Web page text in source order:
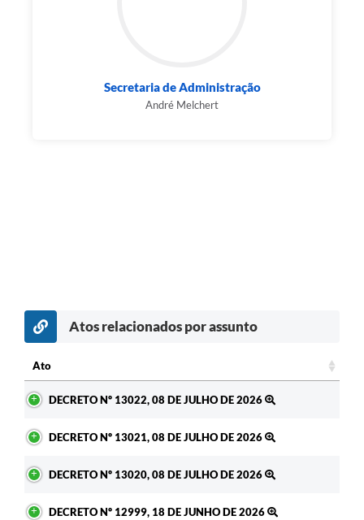
Secretaria de Administração
André Melchert
Atos relacionados por assunto
Ato
DECRETO Nº 13022, 08 DE JULHO DE 2026
DECRETO Nº 13021, 08 DE JULHO DE 2026
DECRETO Nº 13020, 08 DE JULHO DE 2026
DECRETO Nº 12999, 18 DE JUNHO DE 2026